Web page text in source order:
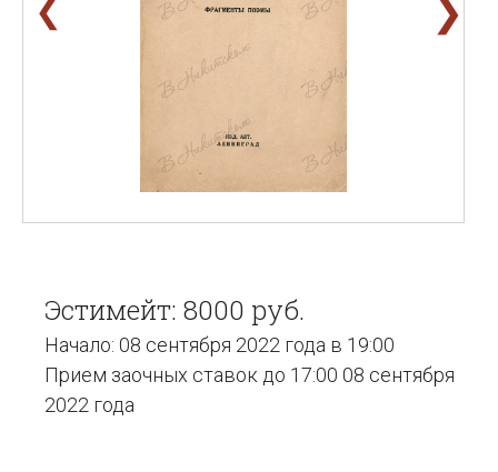
❮ ❯
Эстимейт: 8000 руб.
Начало: 08 сентября 2022 года в 19:00
Прием заочных ставок до 17:00 08 сентября
2022 года